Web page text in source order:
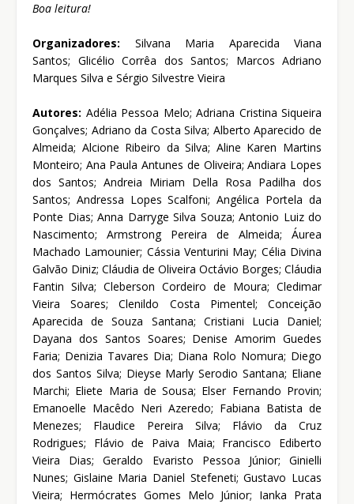
Boa leitura!
Organizadores: Silvana Maria Aparecida Viana
Santos; Glicélio Corrêa dos Santos; Marcos Adriano
Marques Silva e Sérgio Silvestre Vieira
Autores: Adélia Pessoa Melo; Adriana Cristina Siqueira
Gonçalves; Adriano da Costa Silva; Alberto Aparecido de
Almeida; Alcione Ribeiro da Silva; Aline Karen Martins
Monteiro; Ana Paula Antunes de Oliveira; Andiara Lopes
dos Santos; Andreia Miriam Della Rosa Padilha dos
Santos; Andressa Lopes Scalfoni; Angélica Portela da
Ponte Dias; Anna Darryge Silva Souza; Antonio Luiz do
Nascimento; Armstrong Pereira de Almeida; Áurea
Machado Lamounier; Cássia Venturini May; Célia Divina
Galvão Diniz; Cláudia de Oliveira Octávio Borges; Cláudia
Fantin Silva; Cleberson Cordeiro de Moura; Cledimar
Vieira Soares; Clenildo Costa Pimentel; Conceição
Aparecida de Souza Santana; Cristiani Lucia Daniel;
Dayana dos Santos Soares; Denise Amorim Guedes
Faria; Denizia Tavares Dia; Diana Rolo Nomura; Diego
dos Santos Silva; Dieyse Marly Serodio Santana; Eliane
Marchi; Eliete Maria de Sousa; Elser Fernando Provin;
Emanoelle Macêdo Neri Azeredo; Fabiana Batista de
Menezes; Flaudice Pereira Silva; Flávio da Cruz
Rodrigues; Flávio de Paiva Maia; Francisco Ediberto
Vieira Dias; Geraldo Evaristo Pessoa Júnior; Ginielli
Nunes; Gislaine Maria Daniel Stefeneti; Gustavo Lucas
Vieira; Hermócrates Gomes Melo Júnior; Ianka Prata